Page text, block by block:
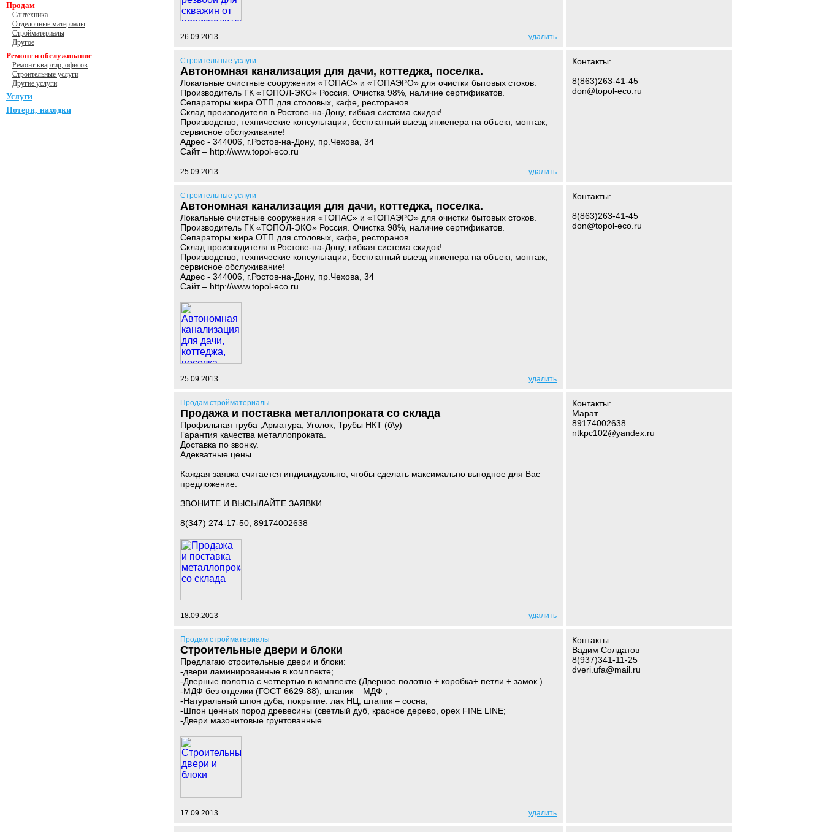
Продам
Сантехника
Отделочные материалы
Стройматериалы
Другое
Ремонт и обслуживание
Ремонт квартир, офисов
Строительные услуги
Другие услуги
Услуги
Потери, находки
26.09.2013 удалить
Строительные услуги
Автономная канализация для дачи, коттеджа, поселка.
Локальные очистные сооружения «ТОПАС» и «ТОПАЭРО» для очистки бытовых стоков.
Производитель ГК «ТОПОЛ-ЭКО» Россия. Очистка 98%, наличие сертификатов.
Сепараторы жира ОТП для столовых, кафе, ресторанов.
Склад производителя в Ростове-на-Дону, гибкая система скидок!
Производство, технические консультации, бесплатный выезд инженера на объект, монтаж,
сервисное обслуживание!
Адрес - 344006, г.Ростов-на-Дону, пр.Чехова, 34
Сайт – http://www.topol-eco.ru
25.09.2013 удалить
Контакты:
8(863)263-41-45
don@topol-eco.ru
Строительные услуги
Автономная канализация для дачи, коттеджа, поселка.
Локальные очистные сооружения «ТОПАС» и «ТОПАЭРО» для очистки бытовых стоков.
Производитель ГК «ТОПОЛ-ЭКО» Россия. Очистка 98%, наличие сертификатов.
Сепараторы жира ОТП для столовых, кафе, ресторанов.
Склад производителя в Ростове-на-Дону, гибкая система скидок!
Производство, технические консультации, бесплатный выезд инженера на объект, монтаж,
сервисное обслуживание!
Адрес - 344006, г.Ростов-на-Дону, пр.Чехова, 34
Сайт – http://www.topol-eco.ru
25.09.2013 удалить
Контакты:
8(863)263-41-45
don@topol-eco.ru
Продам стройматериалы
Продажа и поставка металлопроката со склада
Профильная труба ,Арматура, Уголок, Трубы НКТ (б\у)
Гарантия качества металлопроката.
Доставка по звонку.
Адекватные цены.
Каждая заявка считается индивидуально, чтобы сделать максимально выгодное для Вас
предложение.
ЗВОНИТЕ И ВЫСЫЛАЙТЕ ЗАЯВКИ.
8(347) 274-17-50, 89174002638
18.09.2013 удалить
Контакты:
Марат
89174002638
ntkpc102@yandex.ru
Продам стройматериалы
Строительные двери и блоки
Предлагаю строительные двери и блоки:
-двери ламинированные в комплекте;
-Дверные полотна с четвертью в комплекте (Дверное полотно + коробка+ петли + замок )
-МДФ без отделки (ГОСТ 6629-88), штапик – МДФ ;
-Натуральный шпон дуба, покрытие: лак НЦ, штапик – сосна;
-Шпон ценных пород древесины (светлый дуб, красное дерево, орех FINE LINE;
-Двери мазонитовые грунтованные.
17.09.2013 удалить
Контакты:
Вадим Солдатов
8(937)341-11-25
dveri.ufa@mail.ru